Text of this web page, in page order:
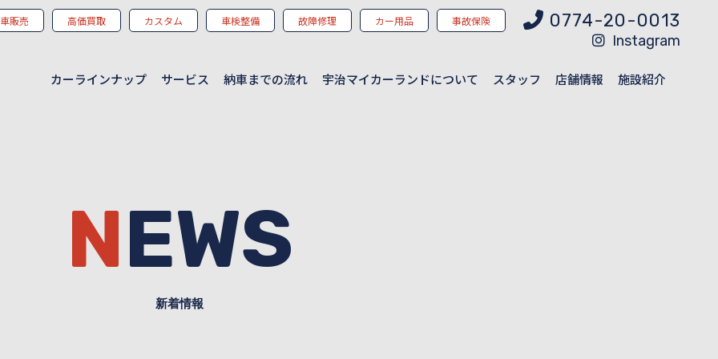
販売 高価買取 カスタム 車検整備 故障修理 カー用品 事故保険 0774-20-0013
Instagram
カーラインナップ サービス 納車までの流れ 宇治マイカーランドについて スタッフ 店舗情報 施設紹介
NEWS
新着情報